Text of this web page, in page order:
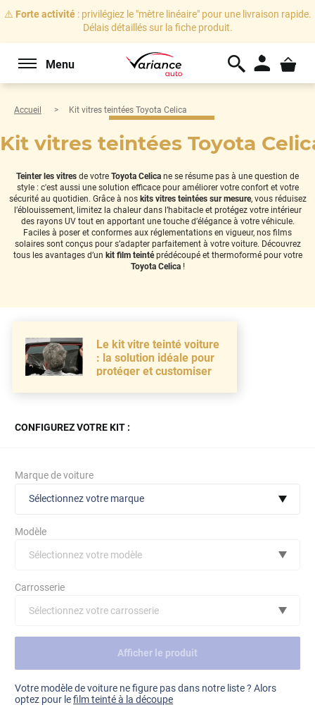
⚠️ Forte activité: privilégiez le "mètre linéaire" pour une livraison rapide.
Délais détaillés sur la fiche produit.
Menu
Accueil Kit vitres teintées Toyota Celica
Kit vitres teintées Toyota
Teinter les vitres de votre Toyota Celica ne se résume pas à une question de
style : c'est aussi une solution efficace pour améliorer votre confort et votre
sécurité au quotidien. Grâce à nos kits vitres teintées sur mesure, vous réduisez
l’éblouissement, limitez la chaleur dans l’habitacle et protégez votre intérieur
des rayons UV tout en apportant une touche d’élégance à votre véhicule.
Faciles à poser et conformes aux réglementations en vigueur, nos films
solaires sont conçus pour s’adapter parfaitement à votre voiture. Découvrez
tous les avantages d’un kit film teintéprédécoupé et thermoformé pour votre
Toyota Celica!
Le kit vitre teinté voiture
: la solution idéale pour
protéger et customiser
CONFIGUREZ VOTRE KIT :
Marque de voiture
Sélectionnez votre marque
Ford
Modèle
Sélectionnez votre modèle
Carrosserie
Sélectionnez votre carrosserie
Voir tout
Afficher le produit
Votre modèle de voiture ne figure pas dans notre liste ? Alors
optez pour lefilm teinté à la découpe